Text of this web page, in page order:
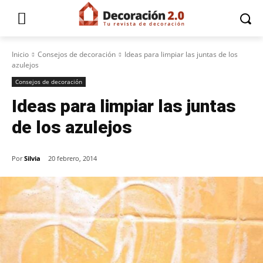
Inicio Consejos de decoración
Ideas para limpiar las juntas de los
azulejos
Consejos de decoración
Ideas para limpiar las juntas
de los azulejos
Por Silvia 20 febrero, 2014